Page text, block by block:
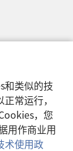
和类似的技
常运行，
，您
用作商业用
术使用政